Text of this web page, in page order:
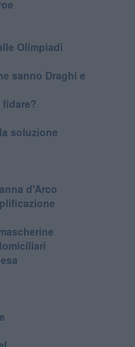
Olimpiadi
sanno Draghi e
soluzione
d'Arco